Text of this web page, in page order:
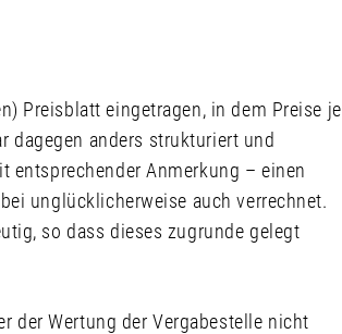
Preisblatt eingetragen, in dem Preise je
dagegen anders strukturiert und
entsprechender Anmerkung – einen
unglücklicherweise auch verrechnet.
so dass dieses zugrunde gelegt
der Wertung der Vergabestelle nicht